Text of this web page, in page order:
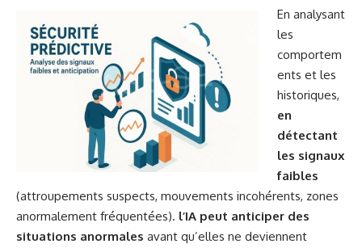
En analysant
les
comportem
ents et les
historiques,
en
détectant
les signaux
faibles
(attroupements suspects, mouvements incohérents, zones
anormalement fréquentées). l’IA peut anticiper des
situations anormales avant qu’elles ne deviennent